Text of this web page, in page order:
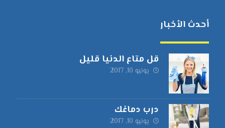
أحدث الأخبار
قل متاع الدنيا قليل
يونيو 10, 2017
درب دماغك
يونيو 10, 2017